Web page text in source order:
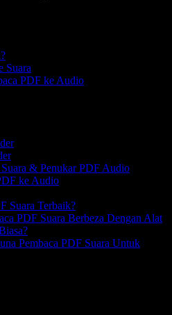
Suara
PDF ke Audio
& Penukar PDF Audio
ke Audio
Suara Terbaik?
PDF Suara Berbeza Dengan Alat
Pembaca PDF Suara Untuk